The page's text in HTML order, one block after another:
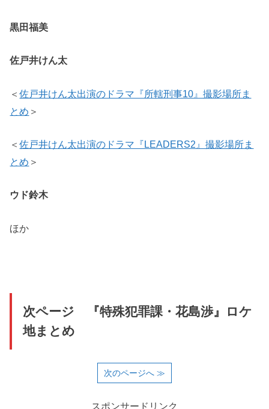
黒田福美
佐戸井けん太
＜佐戸井けん太出演のドラマ『所轄刑事10』撮影場所ま
とめ ＞
＜佐戸井けん太出演のドラマ『LEADERS2』撮影場所ま
とめ ＞
ウド鈴木
ほか
次ページ 『特殊犯罪課・花島渉』ロケ
地まとめ
次のページへ ≫
スポンサードリンク